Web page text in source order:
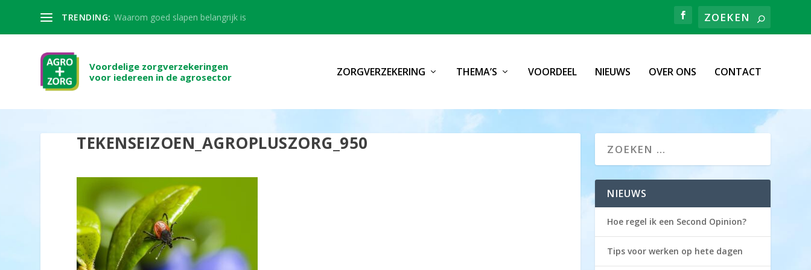
TRENDING: Waarom goed slapen belangrijk is
Voordelige zorgverzekeringen
voor iedereen in de agrosector
ZORGVERZEKERING THEMA’S VOORDEEL NIEUWS OVER ONS CONTACT
TEKENSEIZOEN_AGROPLUSZORG_950
NIEUWS
Hoe regel ik een Second Opinion?
Tips voor werken op hete dagen